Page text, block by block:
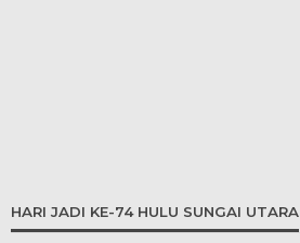
HARI JADI KE-74 HULU SUNGAI UTARA